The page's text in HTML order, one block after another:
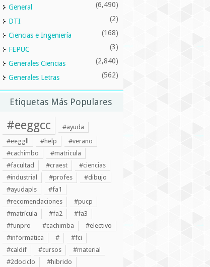
General
(6,490)
DTI (2)
Ciencias e Ingeniería (168)
FEPUC (3)
Generales Ciencias (2,840)
Generales Letras (562)
Etiquetas Más Populares
#eeggcc
#ayuda
#eeggll
#help
#verano
#cachimbo
#matricula
#facultad
#craest
#ciencias
#industrial
#profes
#dibujo
#ayudapls
#fa1
#recomendaciones
#pucp
#matrícula
#fa2
#fa3
#funpro
#cachimba
#electivo
#informatica
#
#fci
#caldif
#cursos
#material
#2dociclo
#hibrido